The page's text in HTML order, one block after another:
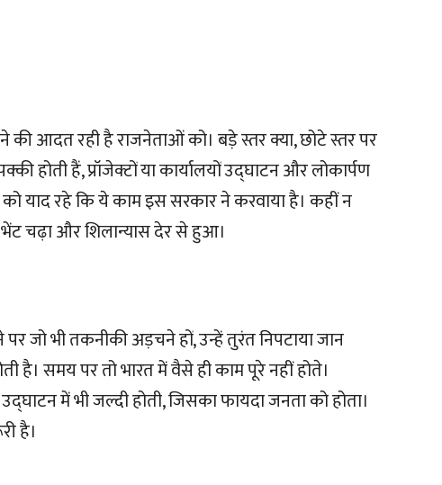
आदत रही है राजनेताओं को। बड़े स्तर क्या, छोटे स्तर पर
होती हैं, प्रॉजेक्टों या कार्यालयों उद्घाटन और लोकार्पण
याद रहे कि ये काम इस सरकार ने करवाया है। कहीं न
चढ़ा और शिलान्यास देर से हुआ।
पर जो भी तकनीकी अड़चने हों, उन्हें तुरंत निपटाया जान
है। समय पर तो भारत में वैसे ही काम पूरे नहीं होते।
में भी जल्दी होती, जिसका फायदा जनता को होता।
है।